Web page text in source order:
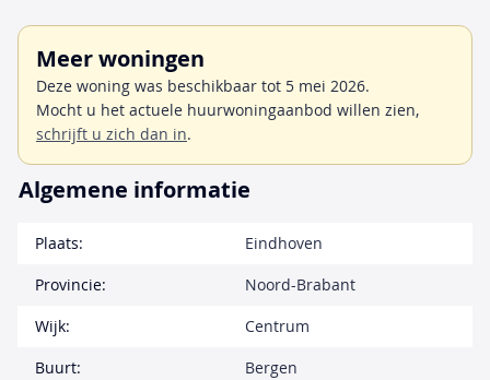
Meer woningen
Deze woning was beschikbaar tot 5 mei 2026.
Mocht u het actuele huurwoningaanbod willen zien,
schrijft u zich dan in.
Algemene informatie
Plaats:
Eindhoven
Provincie:
Noord-Brabant
Wijk:
Centrum
Buurt:
Bergen